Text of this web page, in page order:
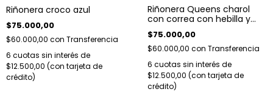
Riñonera croco azul
$75.000,00
$60.000,00 con Transferencia
6 cuotas sin interés de
$12.500,00
Riñonera Queens charol
con correa con hebilla y
detalle de cadena.
$75.000,00
$60.000,00 con Transferencia
6 cuotas sin interés de
$12.500,00